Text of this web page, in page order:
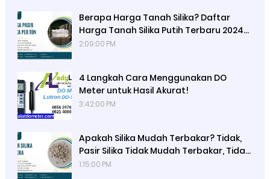
Berapa Harga Tanah Silika? Daftar
Harga Tanah Silika Putih Terbaru 2024
di Ady Water untuk Media Filter Air,
2:09:00 PM
4 Langkah Cara Menggunakan DO
Meter untuk Hasil Akurat!
3:42:00 PM
Apakah Silika Mudah Terbakar? Tidak,
Pasir Silika Tidak Mudah Terbakar, Tidak
Beracun, Inert, Namun Berpotensi
1:15:00 PM